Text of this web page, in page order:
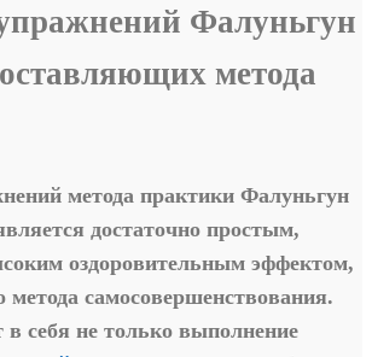
Фалуньгун
метода
метода практики Фалуньгун
достаточно простым,
оздоровительным эффектом,
метода самосовершенствования.
себя не только выполнение